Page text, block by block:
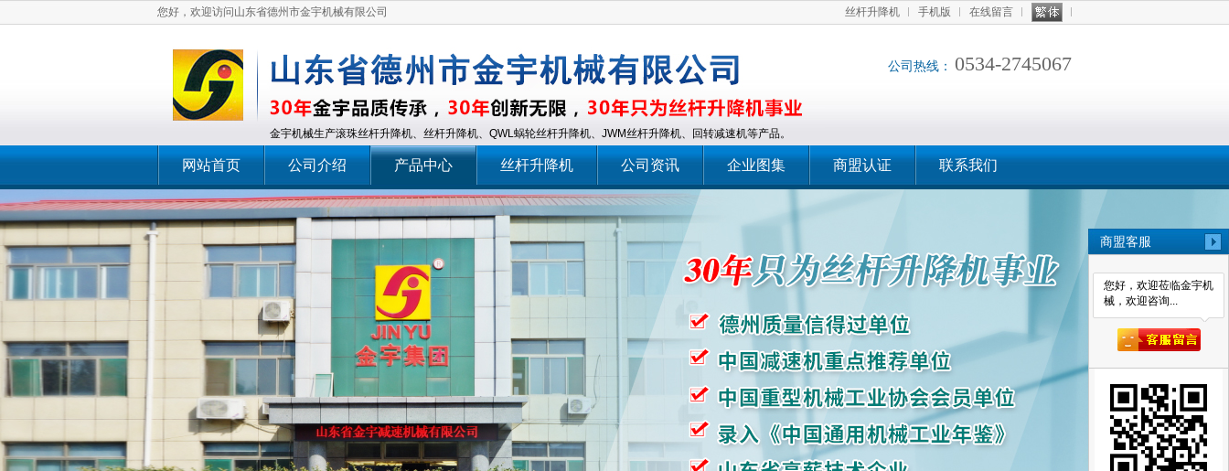
商盟客服
您好，欢迎莅临金宇机
械，欢迎咨询...
您好，欢迎访问山东省德州市金宇机械有限公司 丝杆升降机 手机版 在线留言
金宇机械生产滚珠丝杆升降机、丝杆升降机、QWL蜗轮丝杆升降机、JWM丝杆升降机、回转减速机等产品。
公司热线： 0534-2745067
网站首页 公司介绍 产品中心 丝杆升降机 公司资讯 企业图集 商盟认证 联系我们